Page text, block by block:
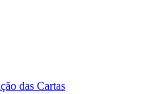
das Cartas